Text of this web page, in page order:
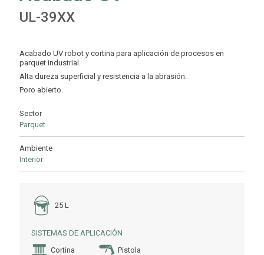
UL-39XX
Acabado UV robot y cortina para aplicación de procesos en
parquet industrial.
Alta dureza superficial y resistencia a la abrasión.
Poro abierto.
Sector
Parquet
Ambiente
Interior
25 L
SISTEMAS DE APLICACIÓN
Cortina
Pistola